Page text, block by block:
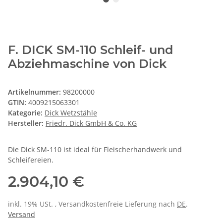
F. DICK SM-110 Schleif- und
Abziehmaschine von Dick
Artikelnummer: 98200000
GTIN: 4009215063301
Kategorie: Dick Wetzstähle
Hersteller: Friedr. Dick GmbH & Co. KG
Die Dick SM-110 ist ideal für Fleischerhandwerk und
Schleifereien.
2.904,10 €
inkl. 19% USt. , Versandkostenfreie Lieferung nach DE.
Versand